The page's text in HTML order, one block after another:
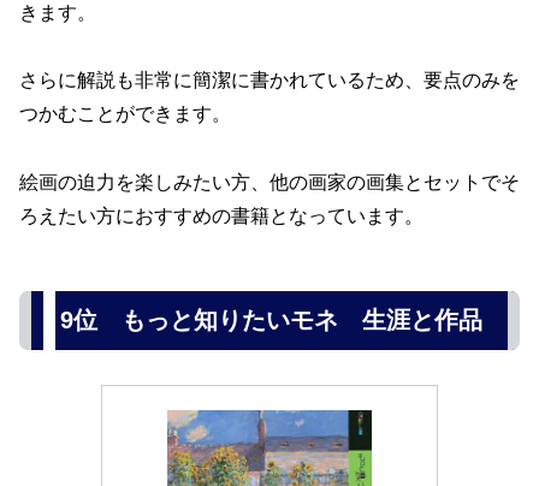
きます。
さらに解説も非常に簡潔に書かれているため、要点のみを
つかむことができます。
絵画の迫力を楽しみたい方、他の画家の画集とセットでそ
ろえたい方におすすめの書籍となっています。
9位 もっと知りたいモネ 生涯と作品